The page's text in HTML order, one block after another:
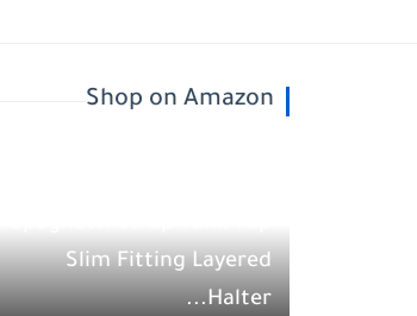
Shop on Amazon
Slim Fitting Layered
Halter...